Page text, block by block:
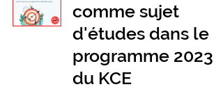
comme sujet
d'études dans le
programme 2023
du KCE